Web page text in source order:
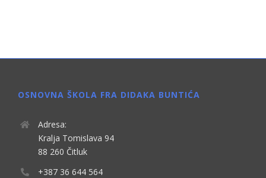
OSNOVNA ŠKOLA FRA DIDAKA BUNTIĆA
Adresa:
Kralja Tomislava 94
88 260 Čitluk
+387 36 644 564